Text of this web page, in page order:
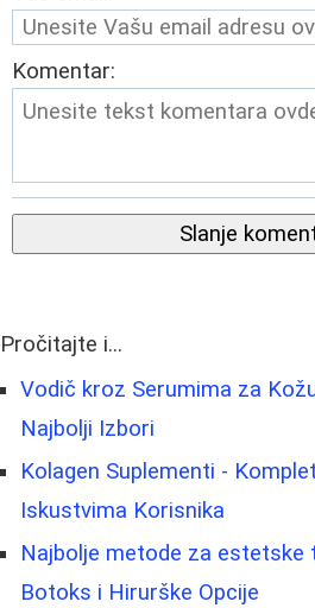
Komentar:
Slanje
Pročitajte i...
Vodič kroz Serumima za
Najbolji Izbori
Kolagen Suplementi -
Iskustvima Korisnika
Najbolje metode za estetske
Botoks i Hirurške Opcije